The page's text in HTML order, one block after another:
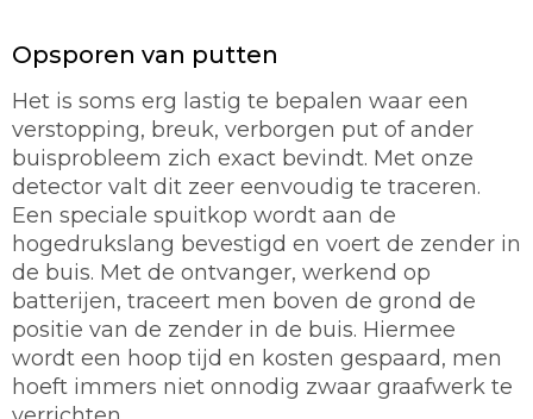
Opsporen van putten
Het is soms erg lastig te bepalen waar een
verstopping, breuk, verborgen put of ander
buisprobleem zich exact bevindt. Met onze
detector valt dit zeer eenvoudig te traceren.
Een speciale spuitkop wordt aan de
hogedrukslang bevestigd en voert de zender in
de buis. Met de ontvanger, werkend op
batterijen, traceert men boven de grond de
positie van de zender in de buis. Hiermee
wordt een hoop tijd en kosten gespaard, men
hoeft immers niet onnodig zwaar graafwerk te